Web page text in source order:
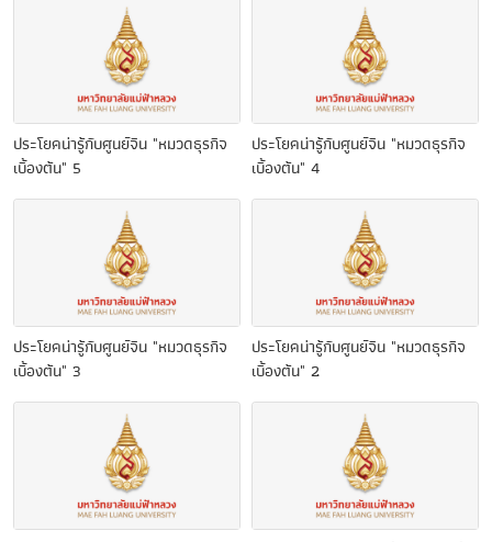
ประโยคน่ารู้กับศูนย์จีน "หมวดธุรกิจ
เบื้องต้น" 5
ประโยคน่ารู้กับศูนย์จีน "หมวดธุรกิจ
เบื้องต้น" 4
ประโยคน่ารู้กับศูนย์จีน "หมวดธุรกิจ
เบื้องต้น" 3
ประโยคน่ารู้กับศูนย์จีน "หมวดธุรกิจ
เบื้องต้น" 2